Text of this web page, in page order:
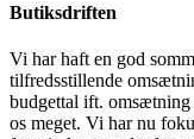
Butiksdriften
Vi har haft en god
tilfredsstillende
budgettal ift.
os meget. Vi har nu